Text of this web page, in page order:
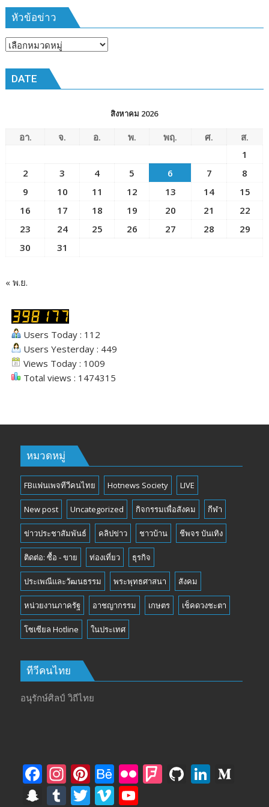
๒๕๖๙
หัวข้อข่าว
หัวข้อ
DATE
สิงหาคม 2026
อา. จ. อ. พ. พฤ. ศ.
ส.
1
2
3 4 5 6 7
8
9
10 11 12 13 14
15
16
17 18 19 20 21
22
23
24 25 26 27 28
29
30
31
« พ.ย.
Users Today : 112
Users Yesterday : 449
Views Today : 1009
Total views : 1474315
หมวดหมู่
FBแฟนเพจทีวีคนไทย Hotnews Society LIVE
New post Uncategorized กิจกรรมเพื่อสังคม กีฬา
ข่าวประชาสัมพันธ์ คลิปข่าว ชาวบ้าน ชีพจร บันเทิง
ติดต่อ: ซื้อ - ขาย ท่องเที่ยว ธุรกิจ
ประเพณีและวัฒนธรรม พระพุทธศาสนา สังคม
หน่วยงานภาครัฐ อาชญากรรม เกษตร เช็คดวงชะตา
โซเซียล Hotline ในประเทศ
ทีวีคนไทย
อนุรักษ์ศิลป์ วิถีไทย
F
ac
In
st
Pi
nt
B
e
Fli F Gi Li
S T T Vi